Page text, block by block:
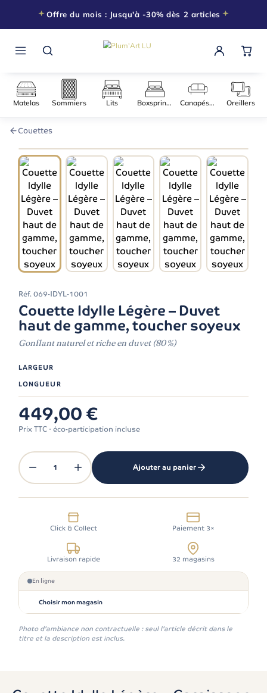
Offre du mois : Jusqu'à -30% dès 2 articles
Matelas
Couettes
−30% DÈS 2 ARTICLES
140 × 200
Réf. 069-IDYL-1001
Couette Idylle Légère – Duvet
haut de gamme, toucher soyeux
Gonflant naturel et riche en duvet (80 %)
LARGEUR
LONGUEUR
449,00 €
Prix TTC · éco-participation incluse
1 Ajouter au panier
Click & Collect Paiement 3×
Livraison rapide 32 magasins
En ligne
Choisir mon magasin
Photo d'ambiance non contractuelle : seul l'article décrit dans le
titre et la description est inclus.